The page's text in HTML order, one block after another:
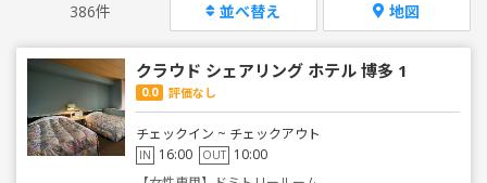
386件 並べ替え 地図
クラウド シェアリング ホテル 博多 1
0.0 評価なし
チェックイン ~ チェックアウト
IN 16:00 OUT 10:00